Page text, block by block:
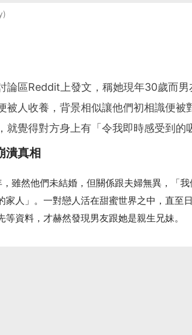
論區Reddit上發文，稱她現年30歲而
被人收養，背景相似讓他們初相識便被
就覺得對方身上有「令我即時感受到的
潰真相
雖然他們未結婚，但關係跟夫婦無異，「
家人」。一對戀人活在甜蜜世界之中，直至
資料，才赫然發現男友跟她是親生兄妹。